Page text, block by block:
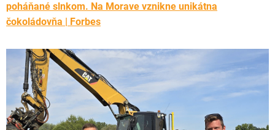
poháňané slnkom. Na Morave vznikne unikátna
čokoládovňa | Forbes